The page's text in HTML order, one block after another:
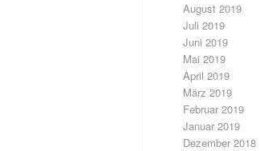
August 2019
Juli 2019
Juni 2019
Mai 2019
April 2019
März 2019
Februar 2019
Januar 2019
Dezember 2018